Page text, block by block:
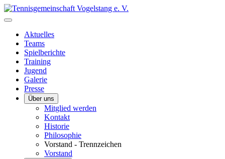
Aktuelles
Teams
Spielberichte
Training
Jugend
Galerie
Presse
Über uns
Mitglied werden
Kontakt
Historie
Philosophie
Vorstand - Trennzeichen
Vorstand